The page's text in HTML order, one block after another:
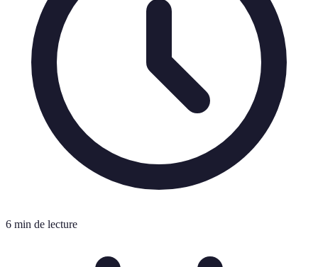
6 min de lecture